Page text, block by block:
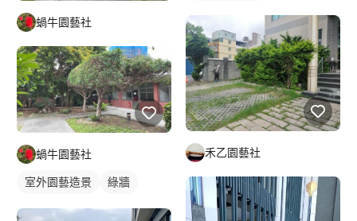
蝸牛園藝社
蝸牛園藝社
室外園藝造景 綠牆
禾乙園藝社